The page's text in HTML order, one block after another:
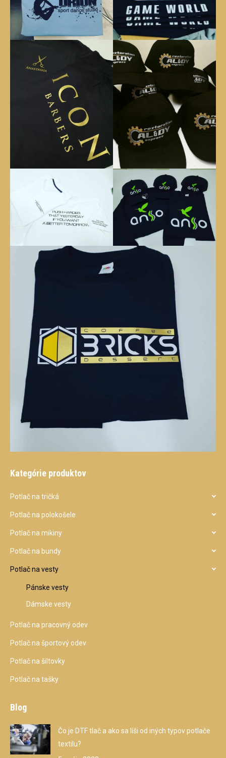
Kategórie produktov
Potlač na tričká
Potlač na polokošele
Potlač na mikiny
Potlač na bundy
Potlač na vesty
Pánske vesty
Dámske vesty
Potlač na pracovný odev
Potlač na športový odev
Potlač na šiltovky
Potlač na tašky
Blog
Čo je DTF tlač a ako sa líši od iných typov potlače
textilu?